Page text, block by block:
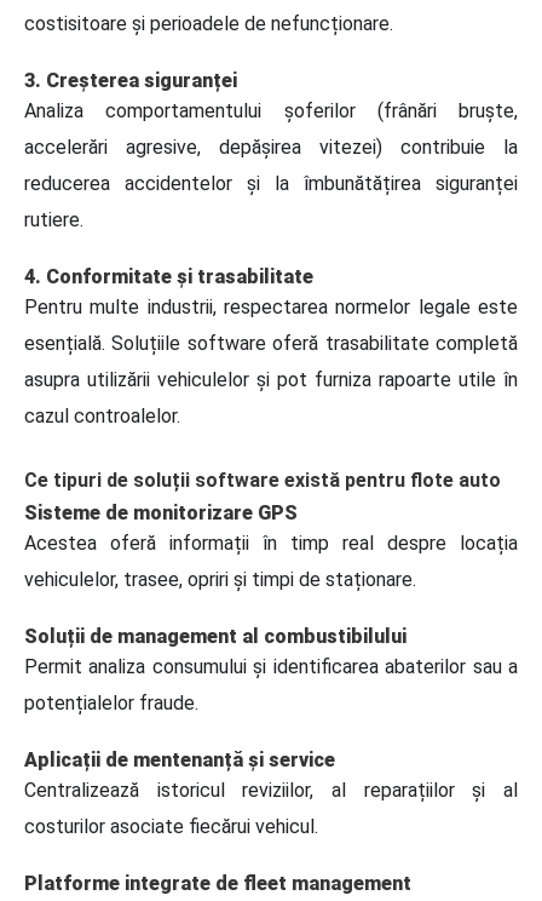
costisitoare și perioadele de nefuncționare.
3. Creșterea siguranței
Analiza comportamentului șoferilor (frânări bruște,
accelerări agresive, depășirea vitezei) contribuie la
reducerea accidentelor și la îmbunătățirea siguranței
rutiere.
4. Conformitate și trasabilitate
Pentru multe industrii, respectarea normelor legale este
esențială. Soluțiile software oferă trasabilitate completă
asupra utilizării vehiculelor și pot furniza rapoarte utile în
cazul controalelor.
Ce tipuri de soluții software există pentru flote auto
Sisteme de monitorizare GPS
Acestea oferă informații în timp real despre locația
vehiculelor, trasee, opriri și timpi de staționare.
Soluții de management al combustibilului
Permit analiza consumului și identificarea abaterilor sau a
potențialelor fraude.
Aplicații de mentenanță și service
Centralizează istoricul reviziilor, al reparațiilor și al
costurilor asociate fiecărui vehicul.
Platforme integrate de fleet management